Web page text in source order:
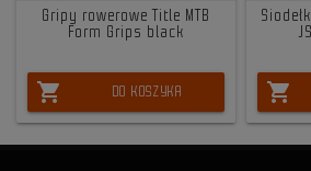
Gripy rowerowe Title MTB
Form Grips black
shopping_cart DO KOSZYKA shopping_cart